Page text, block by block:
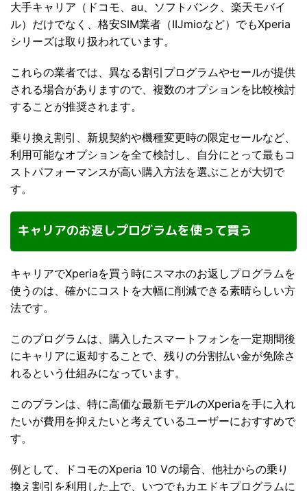
大手キャリア（ドコモ、au、ソフトバンク、楽天モバイ
ル）だけでなく、格安SIM業者（IIJmioなど）でもXperia
シリーズは取り扱われています。
これらの業者では、異なる割引プログラムやセールが提供
される場合がありますので、複数のオプションを比較検討
することが推奨されます。
乗り換え割引、新規契約や機種変更時の限定セールなど、
利用可能なオプションを全て検討し、自分にとって最もコ
ストパフォーマンスが高い購入方法を選ぶことが大切で
す。
キャリアのお返しプログラムを使って買う
キャリアでXperiaを買う時にスマホのお返しプログラムを
使うのは、確かにコストを大幅に削減できる素晴らしい方
法です。
このプログラムは、購入したスマートフォンを一定期間後
にキャリアに返却することで、残りの分割払い金が免除さ
れるという仕組みになっています。
このプランは、特に高価な最新モデルのXperiaを手に入れ
たいが費用を抑えたいと考えているユーザーにおすすめで
す。
例として、ドコモのXperia 10 Vの場合、他社からの乗り
換え割引を利用した上で、いつでもカエドキプログラムに